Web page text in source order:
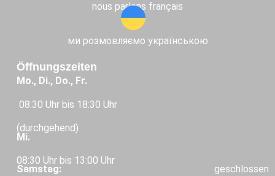
nous parlons français
ми розмовляємо українською
Öffnungszeiten
Mo., Di., Do., Fr.
08:30 Uhr bis 18:30 Uhr
(durchgehend)
Mi.
08:30 Uhr bis 13:00 Uhr
Samstag: geschlossen